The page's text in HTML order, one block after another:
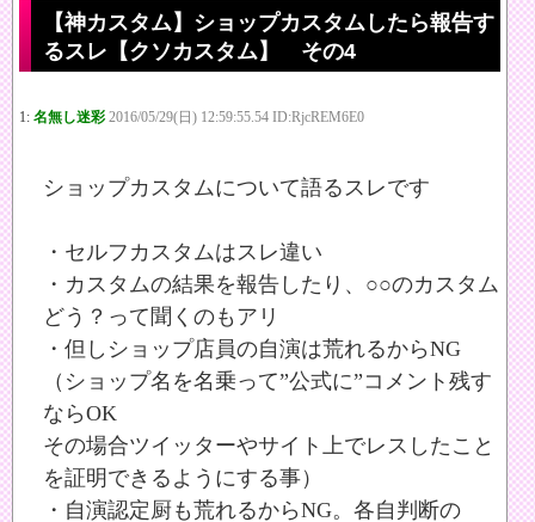
【神カスタム】ショップカスタムしたら報告す
るスレ【クソカスタム】 その4
1: 名無し迷彩 2016/05/29(日) 12:59:55.54 ID:RjcREM6E0
ショップカスタムについて語るスレです
・セルフカスタムはスレ違い
・カスタムの結果を報告したり、○○のカスタム
どう？って聞くのもアリ
・但しショップ店員の自演は荒れるからNG
（ショップ名を名乗って”公式に”コメント残す
ならOK
その場合ツイッターやサイト上でレスしたこと
を証明できるようにする事）
・自演認定厨も荒れるからNG。各自判断の